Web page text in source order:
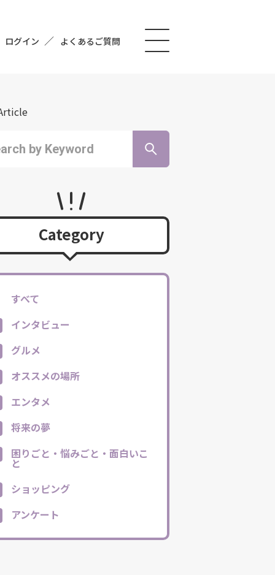
ログイン よくあるご質問
Category
すべて
インタビュー
グルメ
オススメの場所
エンタメ
将来の夢
困りごと・悩みごと・面白いこ
と
ショッピング
アンケート